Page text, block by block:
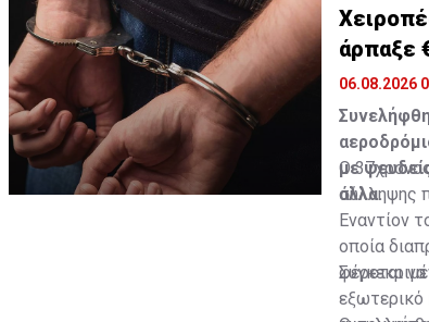
άρπαξε
06.08.2026
με
άλλα.
Ο
σύλληψης
Εναντίον
οποία
φέρεται
εξωτερικό